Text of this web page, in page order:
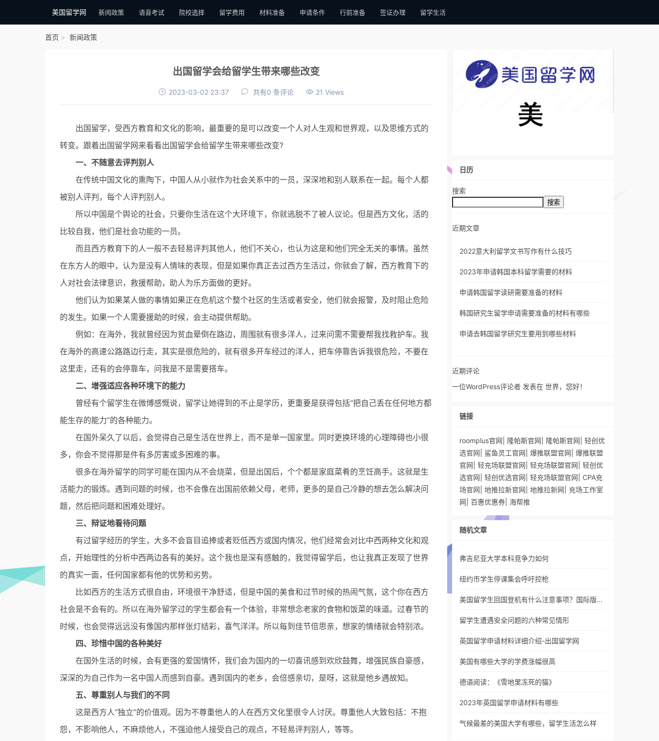
美国留学网 新闻政策 语音考试 院校选择 留学费用 材料准备 申请条件 行前准备 签证办理 留学生活
首页 新闻政策
出国留学会给留学生带来哪些改变
2023-03-02 23:37 共有0 条评论 21 Views
出国留学，受西方教育和文化的影响，最重要的是可以改变一个人对人生观和世界观，以及思维方式的
转变。跟着出国留学网来看看出国留学会给留学生带来哪些改变?
一、不随意去评判别人
在传统中国文化的熏陶下，中国人从小就作为社会关系中的一员，深深地和别人联系在一起。每个人都
被别人评判，每个人评判别人。
所以中国是个舆论的社会，只要你生活在这个大环境下，你就逃脱不了被人议论。但是西方文化，活的
比较自我，他们是社会功能的一员。
而且西方教育下的人一般不去轻易评判其他人，他们不关心，也认为这是和他们完全无关的事情。虽然
在东方人的眼中，认为是没有人情味的表现，但是如果你真正去过西方生活过，你就会了解，西方教育下的
人对社会法律意识，救援帮助，助人为乐方面做的更好。
他们认为如果某人做的事情如果正在危机这个整个社区的生活或者安全，他们就会报警，及时阻止危险
的发生。如果一个人需要援助的时候，会主动提供帮助。
例如：在海外，我就曾经因为贫血晕倒在路边，周围就有很多洋人，过来问需不需要帮我找救护车。我
在海外的高速公路路边行走，其实是很危险的，就有很多开车经过的洋人，把车停靠告诉我很危险，不要在
这里走，还有的会停靠车，问我是不是需要搭车。
二、增强适应各种环境下的能力
曾经有个留学生在微博感慨说，留学让她得到的不止是学历，更重要是获得包括“把自己丢在任何地方都
能生存的能力”的各种能力。
在国外呆久了以后，会觉得自己是生活在世界上，而不是单一国家里。同时更换环境的心理障碍也小很
多，你会不觉得那是件有多厉害或多困难的事。
很多在海外留学的同学可能在国内从不会烧菜，但是出国后，个个都是家庭菜肴的烹饪高手。这就是生
活能力的锻炼。遇到问题的时候，也不会像在出国前依赖父母，老师，更多的是自己冷静的想去怎么解决问
题，然后把问题和困难处理好。
三、辩证地看待问题
有过留学经历的学生，大多不会盲目追捧或者贬低西方或国内情况，他们经常会对比中西两种文化和观
点，开始理性的分析中西两边各有的美好。这个我也是深有感触的，我觉得留学后，也让我真正发现了世界
的真实一面，任何国家都有他的优势和劣势。
比如西方的生活方式很自由，环境很干净舒适，但是中国的美食和过节时候的热闹气氛，这个你在西方
社会是不会有的。所以在海外留学过的学生都会有一个体验，非常想念老家的食物和饭菜的味道。过春节的
时候，也会觉得远远没有像国内那样张灯结彩，喜气洋洋。所以每到佳节倍思亲，想家的情绪就会特别浓。
四、珍惜中国的各种美好
在国外生活的时候，会有更强的爱国情怀，我们会为国内的一切喜讯感到欢欣鼓舞，增强民族自豪感，
深深的为自己作为一名中国人而感到自豪。遇到国内的老乡，会倍感亲切，是呀，这就是他乡遇故知。
五、尊重别人与我们的不同
这是西方人“独立”的价值观。因为不尊重他人的人在西方文化里很令人讨厌。尊重他人大致包括：不抱
怨，不影响他人，不麻烦他人，不强迫他人接受自己的观点，不轻易评判别人，等等。
日历
搜索
搜索
近期文章
2022意大利留学文书写作有什么技巧
2023年申请韩国本科留学需要的材料
申请韩国留学读研需要准备的材料
韩国研究生留学申请需要准备的材料有哪些
申请去韩国留学研究生要用到哪些材料
近期评论
一位WordPress评论者 发表在 世界，您好！
链接
roomplus官网 隆帕斯官网 隆帕斯官网 轻创优
选官网
鲨鱼灵工官网 爆推联盟官网 爆推联盟
官网 轻充场联盟官网 轻充场联盟官网 轻创优
选官网 轻创优选官网 轻充场联盟官网
CPA充
场官网 地推拉新官网 地推拉新网
充场工作室
网
百惠优惠券 海帮推
随机文章
弗吉尼亚大学本科竞争力如何
纽约市学生停课集会呼吁控枪
美国留学生回国登机有什么注意事项？国际版…
留学生遭遇安全问题的六种常见情形
英国留学申请材料详细介绍-出国留学网
美国有哪些大学的学费涨幅很高
德语阅读：《雪地里冻死的猫》
2023年英国留学申请材料有哪些
气候最差的美国大学有哪些，留学生活怎么样